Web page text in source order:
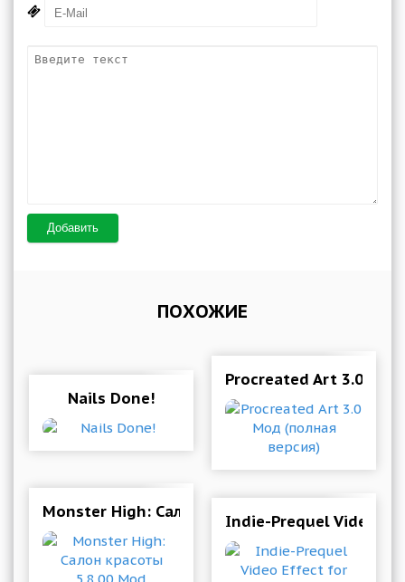
Добавить
ПОХОЖИЕ
Nails Done!
Procreated Art 3.0 Мод
Monster High: Салон красоты 5.8.00 Mod
Indie-Prequel Video